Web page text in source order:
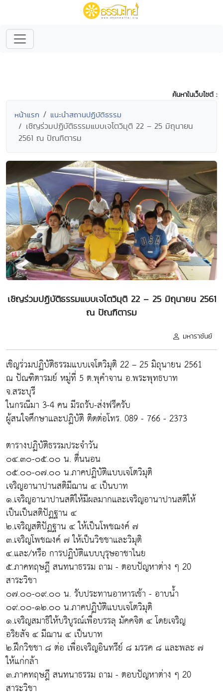
ค้นหาในเว็บไซต์ :
หน้าแรก แนะนำสถานปฏิบัติธรรม
เชิญร่วมปฏิบัติธรรมแบบเจโตวิมุติ 22 – 25 มิถุนายน
2561 ณ ปัณฑิตารม
เชิญร่วมปฏิบัติธรรมแบบเจโตวิมุติ 22 – 25 มิถุนายน 2561
ณ ปัณฑิตารม
มหาราชันย์
เชิญร่วมปฏิบัติธรรมแบบเจโตวิมุติ 22 – 25 มิถุนายน 2561
ณ ปัณฑิตารมย์ หมู่ที่ 5 ต.พุคำจาน อ.พระพุทธบาท
จ.สระบุรี
ในกรณีมา 3-4 คน มีรถรับ-ส่งฟรีครับ
ผู้สนใจศึกษาและปฏิบัติ ติดต่อโทร. 089 - 766 - 2373
ตารางปฏิบัติธรรมประจำวัน
๐๔.๓๐-๐๕.๐๐ น. ตื่นนอน
๐๕.๐๐-๐๗.๐๐ น.ภาคปฏิบัติแบบเจโตวิมุติ
เจริญอานาปานสติมีฌาน ๔ เป็นบาท
๑.เจริญอานาปานสติให้มีผลมากและเจริญอานาปานสติให้
เป็นเป็นสติปัฏฐาน ๔
๒.เจริญสติปัฏฐาน ๔ ให้เป็นโพชฌงค์ ๗
๓.เจริญโพชฌงค์ ๗ ให้เป็นวิชชาและวิมุติ
๔.และ/หรือ การปฏิบัติแบบบุรุษอาชาไนย
๕.ภาคทฤษฎี สนทนาธรรม ถาม - ตอบปัญหาต่าง ๆ 20
สาระวิชา
๐๗.๐๐-๐๙.๐๐ น. รับประทานอาหารเช้า - อาบน้ำ
๐๙.๐๐-๑๒.๐๐ น.ภาคปฏิบัติแบบเจโตวิมุติ
๑.เจริญสมาธิให้บริบูรณ์เพื่อบรรลุ มัคคจิต ๔ โดยเจริญ
อริยสัจ ๔ มีฌาน ๔ เป็นบาท
๒.ฝึกวิชชา ๘ ต่อ เพื่อเจริญอินทรีย์ ๘ มรรค ๘ และพละ ๗
ให้แก่กล้า
๓.ภาคทฤษฎี สนทนาธรรม ถาม - ตอบปัญหาต่าง ๆ 20
สาระวิชา